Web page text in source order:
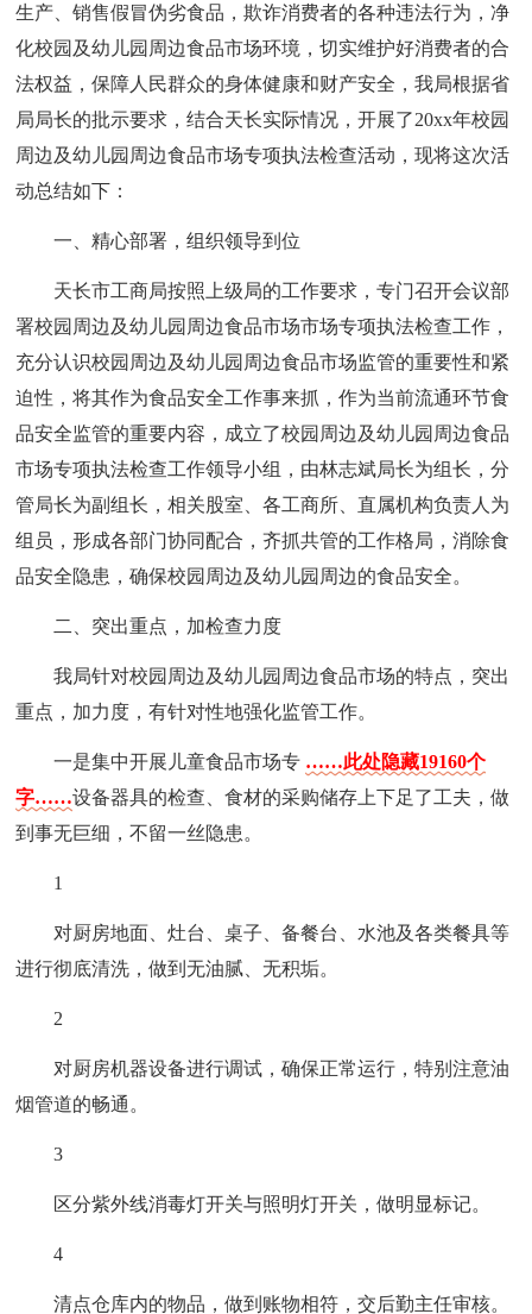
生产、销售假冒伪劣食品，欺诈消费者的各种违法行为，净
化校园及幼儿园周边食品市场环境，切实维护好消费者的合
法权益，保障人民群众的身体健康和财产安全，我局根据省
局局长的批示要求，结合天长实际情况，开展了20xx年校园
周边及幼儿园周边食品市场专项执法检查活动，现将这次活
动总结如下：
一、精心部署，组织领导到位
天长市工商局按照上级局的工作要求，专门召开会议部
署校园周边及幼儿园周边食品市场市场专项执法检查工作，
充分认识校园周边及幼儿园周边食品市场监管的重要性和紧
迫性，将其作为食品安全工作事来抓，作为当前流通环节食
品安全监管的重要内容，成立了校园周边及幼儿园周边食品
市场专项执法检查工作领导小组，由林志斌局长为组长，分
管局长为副组长，相关股室、各工商所、直属机构负责人为
组员，形成各部门协同配合，齐抓共管的工作格局，消除食
品安全隐患，确保校园周边及幼儿园周边的食品安全。
二、突出重点，加检查力度
我局针对校园周边及幼儿园周边食品市场的特点，突出
重点，加力度，有针对性地强化监管工作。
一是集中开展儿童食品市场专 ……此处隐藏19160个
字……设备器具的检查、食材的采购储存上下足了工夫，做
到事无巨细，不留一丝隐患。
1
对厨房地面、灶台、桌子、备餐台、水池及各类餐具等
进行彻底清洗，做到无油腻、无积垢。
2
对厨房机器设备进行调试，确保正常运行，特别注意油
烟管道的畅通。
3
区分紫外线消毒灯开关与照明灯开关，做明显标记。
4
清点仓库内的物品，做到账物相符，交后勤主任审核。